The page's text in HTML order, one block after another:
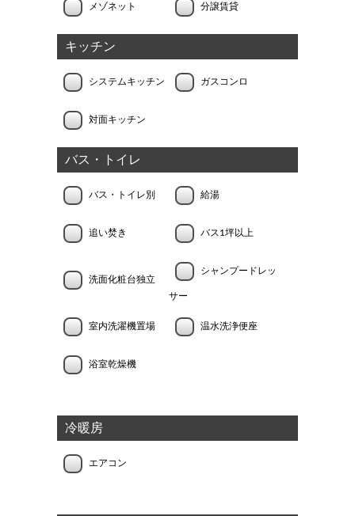
メゾネット 分譲賃貸
キッチン
システムキッチン ガスコンロ
対面キッチン
バス・トイレ
バス・トイレ別 給湯
追い焚き バス1坪以上
洗面化粧台独立
シャンプードレッ
サー
室内洗濯機置場 温水洗浄便座
浴室乾燥機
冷暖房
エアコン